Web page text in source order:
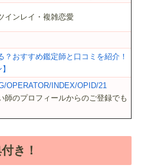
インレイ・複雑恋愛
？おすすめ鑑定師と口コミを紹介！
OPERATOR/INDEX/OPID/21
のプロフィールからのご登録でも
き！